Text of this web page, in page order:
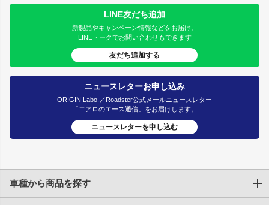
LINE友だち追加
新製品やキャンペーン情報などをお届け。
LINEトークでお問い合わせもできます
友だち追加する
ニュースレターお申し込み
ORIGIN Labo.／Roadster公式メールニュースレター
「エアロのエース通信」をお届けします。
ニュースレターを申し込む
車種から商品を探す